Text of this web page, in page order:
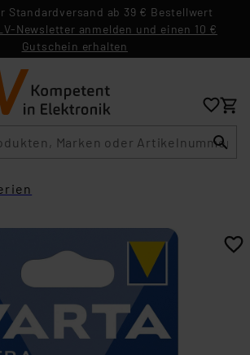
Standardversand ab 39 € Bestellwert
Newsletter anmelden und einen 10 €
Gutschein erhalten